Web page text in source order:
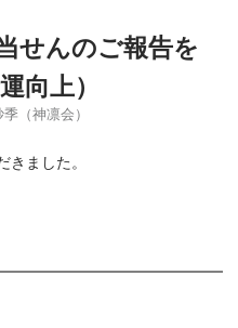
せんのご報告を
向上）
（神凛会）
ました。